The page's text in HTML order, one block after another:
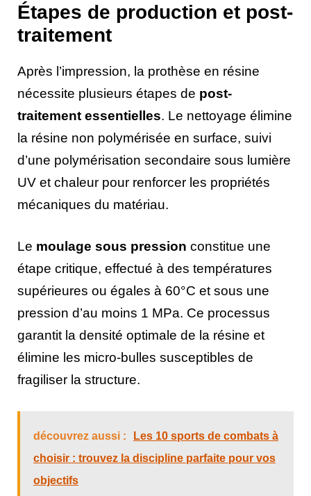
Étapes de production et post-
traitement
Après l’impression, la prothèse en résine
nécessite plusieurs étapes de post-
traitement essentielles. Le nettoyage élimine
la résine non polymérisée en surface, suivi
d’une polymérisation secondaire sous lumière
UV et chaleur pour renforcer les propriétés
mécaniques du matériau.
Le moulage sous pression constitue une
étape critique, effectué à des températures
supérieures ou égales à 60°C et sous une
pression d’au moins 1 MPa. Ce processus
garantit la densité optimale de la résine et
élimine les micro-bulles susceptibles de
fragiliser la structure.
découvrez aussi :
Les 10 sports de combats à
choisir : trouvez la discipline parfaite pour vos
objectifs